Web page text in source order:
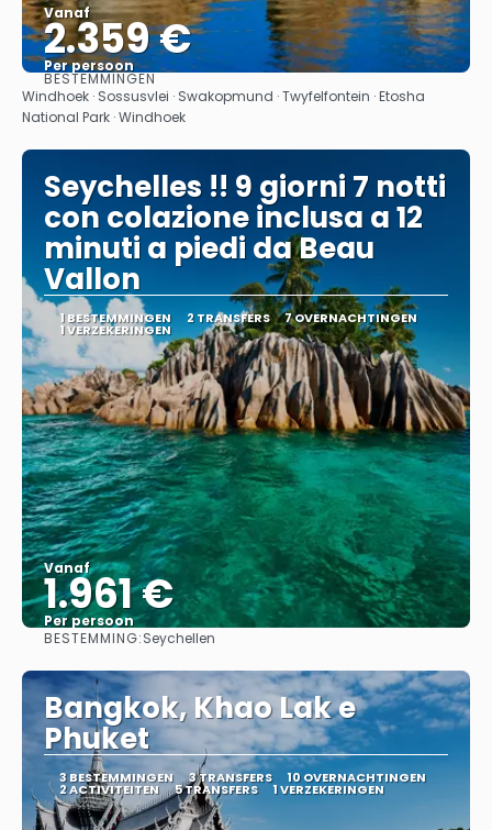
Vanaf
2.359 €
Per persoon
Bekijk
BESTEMMINGEN
Windhoek · Sossusvlei · Swakopmund · Twyfelfontein · Etosha
National Park · Windhoek
Seychelles !! 9 giorni 7 notti
con colazione inclusa a 12
minuti a piedi da Beau
Vallon
1 BESTEMMINGEN 2 TRANSFERS 7 OVERNACHTINGEN
1 VERZEKERINGEN
Vanaf
1.961 €
Per persoon
BESTEMMING:Seychellen
Bangkok, Khao Lak e
Phuket
3 BESTEMMINGEN 3 TRANSFERS 10 OVERNACHTINGEN
2 ACTIVITEITEN 5 TRANSFERS 1 VERZEKERINGEN